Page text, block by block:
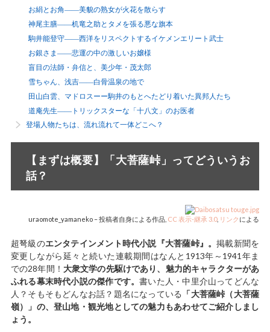
お絹とお角――美貌の熟女が火花を散らす
神尾主膳――机竜之助とタメを張る悪な旗本
駒井能登守――西洋をリスペクトするイケメンエリート武士
お銀さま――悲運の中の激しいお嬢様
盲目の法師・弁信と、美少年・茂太郎
雪ちゃん、浅吉――白骨温泉の地で
田山白雲、マドロスーー駒井のもとへたどり着いた異邦人たち
道庵先生――トリックスターな「十八文」のお医者
登場人物たちは、流れ流れて一体どこへ？
【まずは概要】「大菩薩峠」ってどういうお
話？
uraomote_yamaneko –投稿者自身による作品 CC 表示-継承 3.0, リンク による
超弩級のエンタテインメント時代小説『大菩薩峠』。掲載新聞を
変更しながら延々と続いた連載期間はなんと1913年～1941年ま
での28年間！ 大衆文学の先駆けであり、魅力的キャラクターがあ
ふれる幕末時代小説の傑作です。書いた人・中里介山ってどんな
人？そもそもどんなお話？題名になっている 「大菩薩峠（大菩薩
嶺）」の、登山地・観光地としての魅力もあわせてご紹介しまし
ょう。